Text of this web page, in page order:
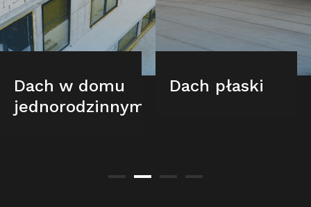
Dach w domu
jednorodzinnym
Dach płaski